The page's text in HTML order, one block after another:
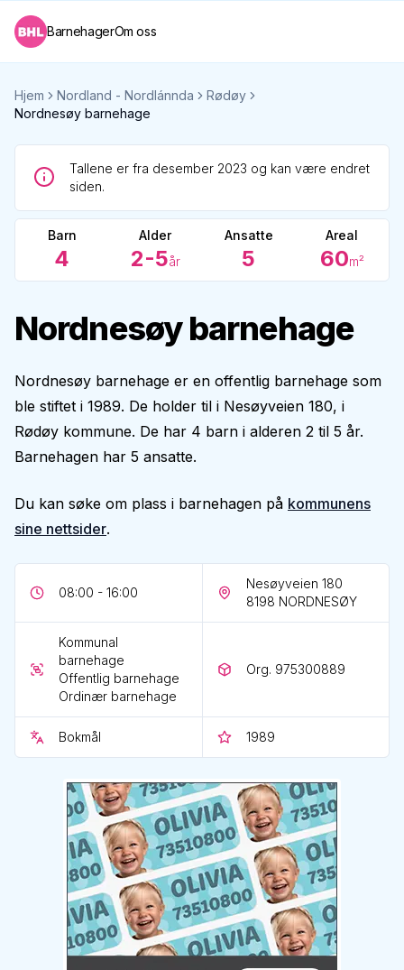
BarnehagerOm oss
Hjem Nordland - Nordlánnda
Rødøy
Nordnesøy barnehage
Tallene er fra desember 2023 og kan være endret
siden.
Barn
4
Alder
2-5år
Ansatte
5
Areal
60m²
Nordnesøy barnehage
Nordnesøy barnehage er en offentlig barnehage som
ble stiftet i 1989. De holder til i Nesøyveien 180, i
Rødøy kommune. De har 4 barn i alderen 2 til 5 år.
Barnehagen har 5 ansatte.
Du kan søke om plass i barnehagen på kommunens
sine nettsider.
08:00 - 16:00
Nesøyveien 180
8198 NORDNESØY
Kommunal
barnehage
Offentlig barnehage
Ordinær barnehage
Org. 975300889
Bokmål 1989